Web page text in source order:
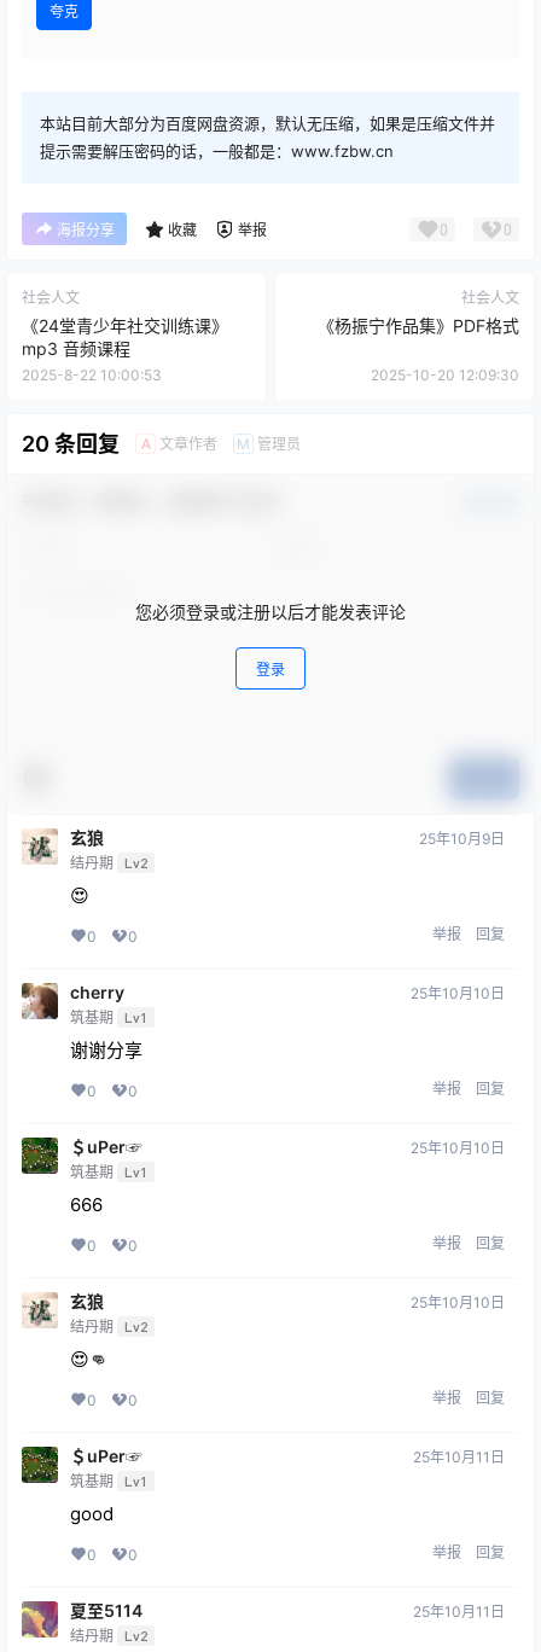
夸克
本站目前大部分为百度网盘资源，默认无压缩，如果是压缩文件并
提示需要解压密码的话，一般都是：www.fzbw.cn
海报分享 收藏 举报 0 0
社会人文
《24堂青少年社交训练课》
mp3 音频课程
2025-8-22 10:00:53
社会人文
《杨振宁作品集》PDF格式
2025-10-20 12:09:30
20 条回复 A 文章作者 M 管理员
您必须登录或注册以后才能发表评论
登录
玄狼
结丹期 Lv2
25年10月9日
😍
0 0 举报 回复
cherry
筑基期 Lv1
25年10月10日
谢谢分享
0 0 举报 回复
＄uΡer☞
筑基期 Lv1
25年10月10日
666
0 0 举报 回复
玄狼
结丹期 Lv2
25年10月10日
😍👊
0 0 举报 回复
＄uΡer☞
筑基期 Lv1
25年10月11日
good
0 0 举报 回复
夏至5114
结丹期 Lv2
25年10月11日